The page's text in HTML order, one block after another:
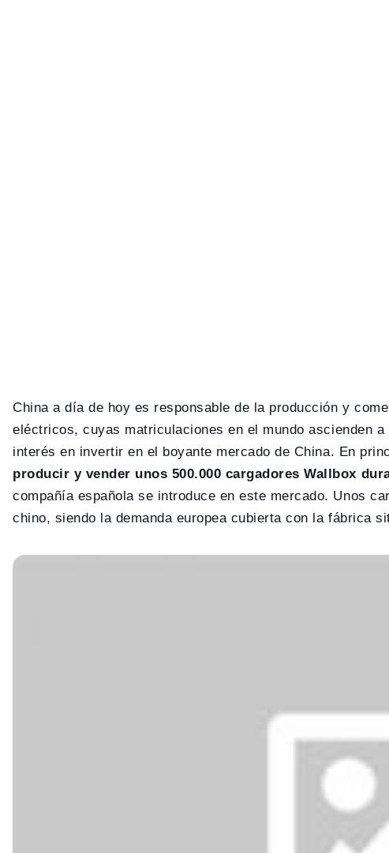
China a día de hoy es responsable de la producción y
eléctricos, cuyas matriculaciones en el mundo ascienden
interés en invertir en el boyante mercado de China. En
producir y vender unos 500.000 cargadores Wallbox
compañía española se introduce en este mercado. Unos
chino, siendo la demanda europea cubierta con la fábrica